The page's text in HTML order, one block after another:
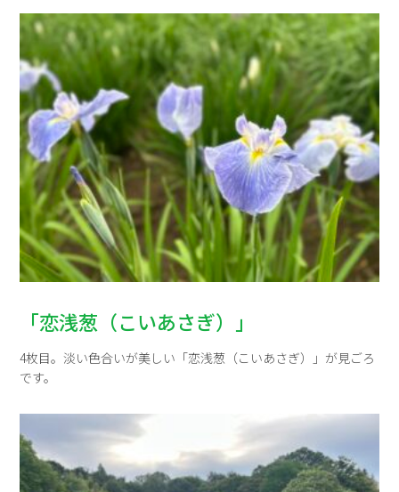
「恋浅葱（こいあさぎ）」
4枚目。淡い色合いが美しい「恋浅葱（こいあさぎ）」が見ごろ
です。